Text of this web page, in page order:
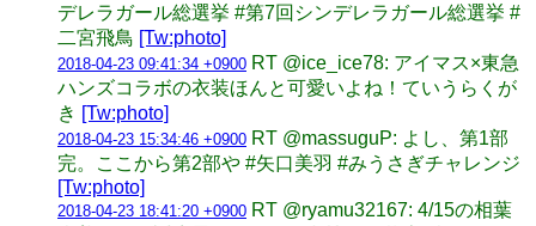
デレラガール総選挙 #第7回シンデレラガール総選挙 #
二宮飛鳥 [Tw:photo]
2018-04-23 09:41:34 +0900 RT @ice_ice78: アイマス×東急
ハンズコラボの衣装ほんと可愛いよね！ていうらくが
き [Tw:photo]
2018-04-23 15:34:46 +0900 RT @massuguP: よし、第1部
完。ここから第2部や #矢口美羽 #みうさぎチャレンジ
[Tw:photo]
2018-04-23 18:41:20 +0900 RT @ryamu32167: 4/15の相葉